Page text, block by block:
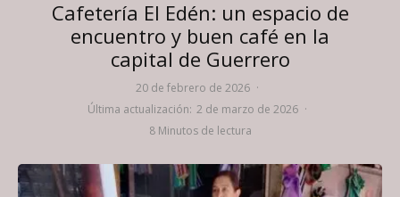
Cafetería El Edén: un espacio de
encuentro y buen café en la
capital de Guerrero
20 de febrero de 2026 ·
Última actualización: 2 de marzo de 2026 ·
8 Minutos de lectura